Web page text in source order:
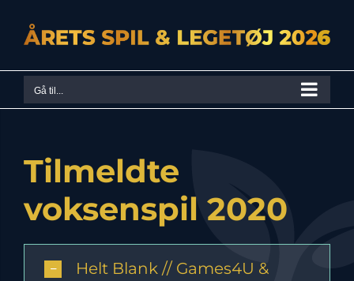
content
Gå til...
Tilmeldte
voksenspil 2020
Helt Blank // Games4U &